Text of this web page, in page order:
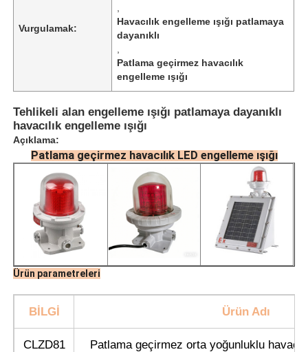
Vurgulamak:
Havacılık engelleme ışığı patlamaya
dayanıklı
Patlama geçirmez havacılık
engelleme ışığı
Tehlikeli alan engelleme ışığı patlamaya dayanıklı
havacılık engelleme ışığı
Açıklama:
Patlama geçirmez havacılık LED engelleme ışığı
Ürün parametreleri
BİLGİ Ürün Adı
CLZD81 Patlama geçirmez orta yoğunluklu